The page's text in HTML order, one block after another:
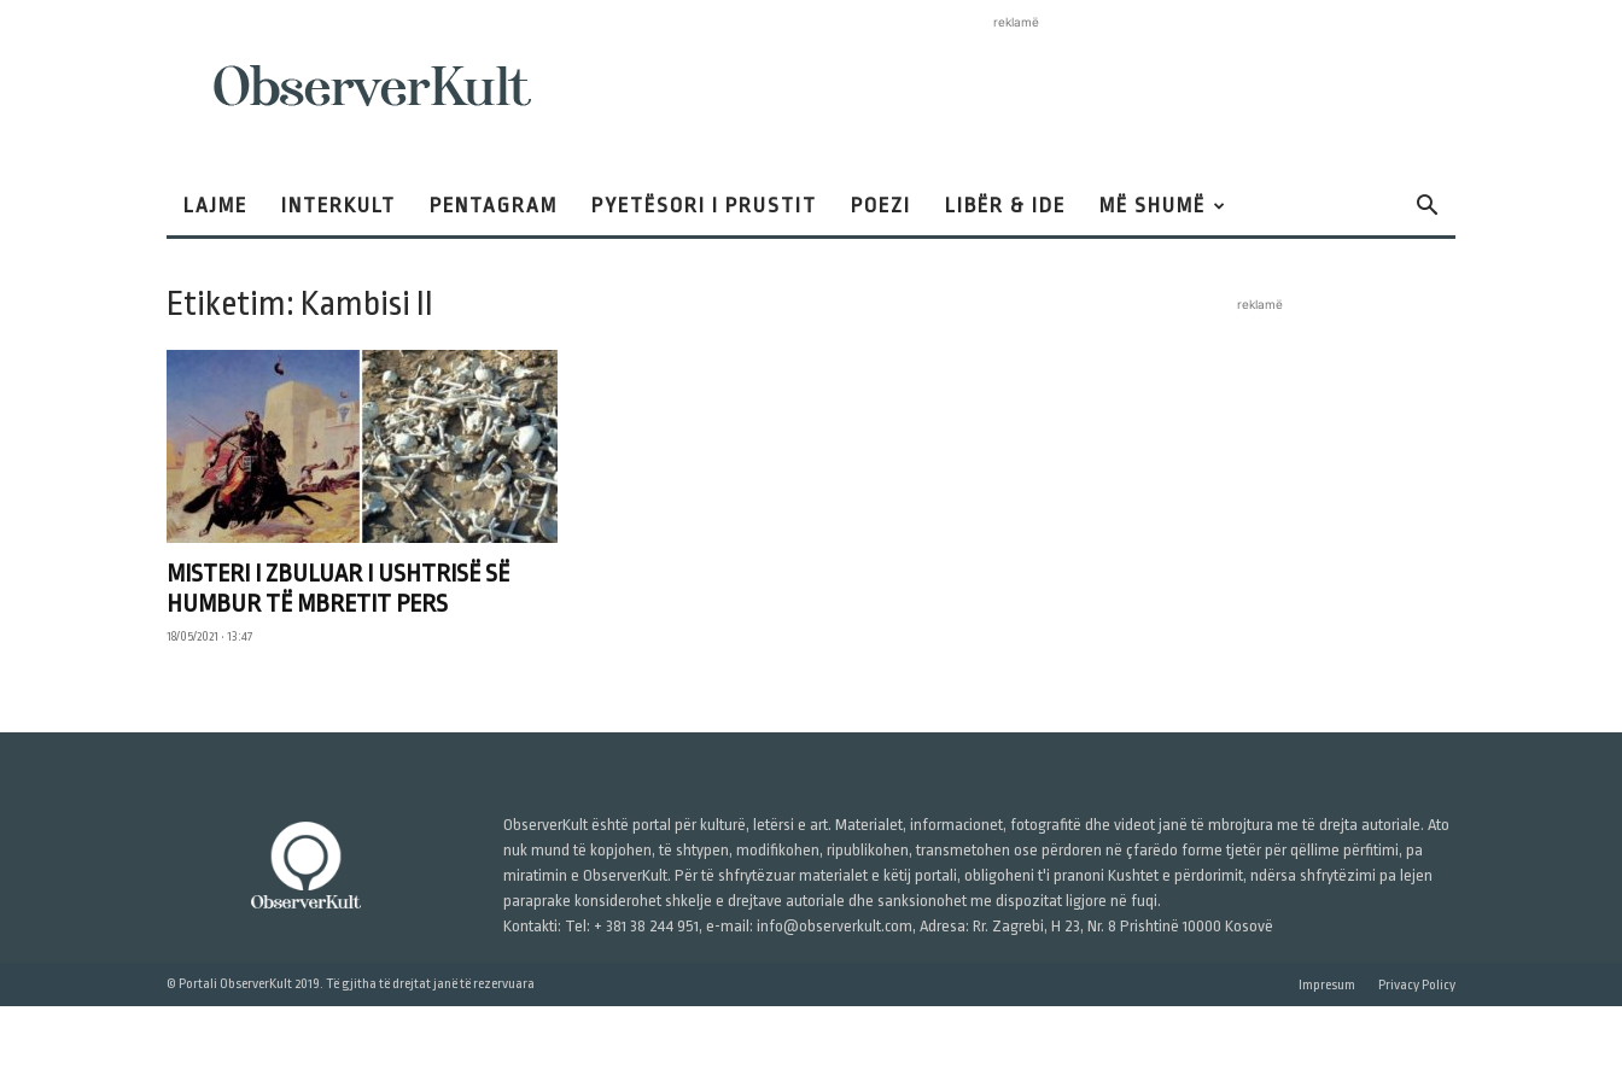
reklamë
LAJME INTERKULT PENTAGRAM PYETËSORI I PRUSTIT POEZI LIBËR & IDE MË SHUMË
Etiketim: Kambisi II
MISTERI I ZBULUAR I USHTRISË SË
HUMBUR TË MBRETIT PERS
18/05/2021 • 13:47
reklamë
ObserverKult është portal për kulturë, letërsi e art. Materialet, informacionet, fotografitë dhe videot janë të mbrojtura me të drejta autoriale. Ato
nuk mund të kopjohen, të shtypen, modifikohen, ripublikohen, transmetohen ose përdoren në çfarëdo forme tjetër për qëllime përfitimi, pa
miratimin e ObserverKult. Për të shfrytëzuar materialet e këtij portali, obligoheni t'i pranoni Kushtet e përdorimit, ndërsa shfrytëzimi pa lejen
paraprake konsiderohet shkelje e drejtave autoriale dhe sanksionohet me dispozitat ligjore në fuqi.
Kontakti: Tel: + 381 38 244 951, e-mail: info@observerkult.com, Adresa: Rr. Zagrebi, H 23, Nr. 8 Prishtinë 10000 Kosovë
Impresum Privacy Policy
© Portali ObserverKult 2019. Të gjitha të drejtat janë të rezervuara